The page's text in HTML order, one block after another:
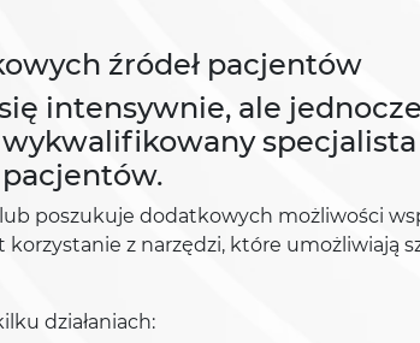
źródeł pacjentów
intensywnie, ale
poszukuje dodatkowych możliwości
z narzędzi, które umożliwiają
działaniach: